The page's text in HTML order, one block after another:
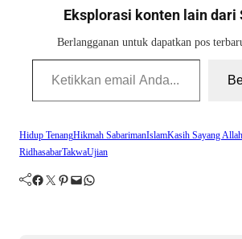
Eksplorasi konten lain dari
Berlangganan untuk dapatkan pos
Ketikkan email Anda...
Hidup TenangHikmah SabarimanIslamKasih Sayang Allah
RidhasabarTakwaUjian
Facebook Twitter Pinterest Mail WhatsApp